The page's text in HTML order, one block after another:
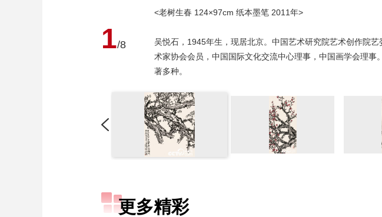
1/8
<老树生春 124×97cm 纸本墨笔 2011年>
吴悦石，1945年生，现居北京。中国艺术研究院艺术创作院
术家协会会员，中国国际文化交流中心理事，中国画学会理
著多种。
更多精彩